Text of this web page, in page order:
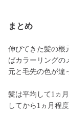
まとめ
伸びてきた髪の根
ばカラーリングの
元と毛先の色が違
髪は平均して1ヵ
してから1ヵ月程